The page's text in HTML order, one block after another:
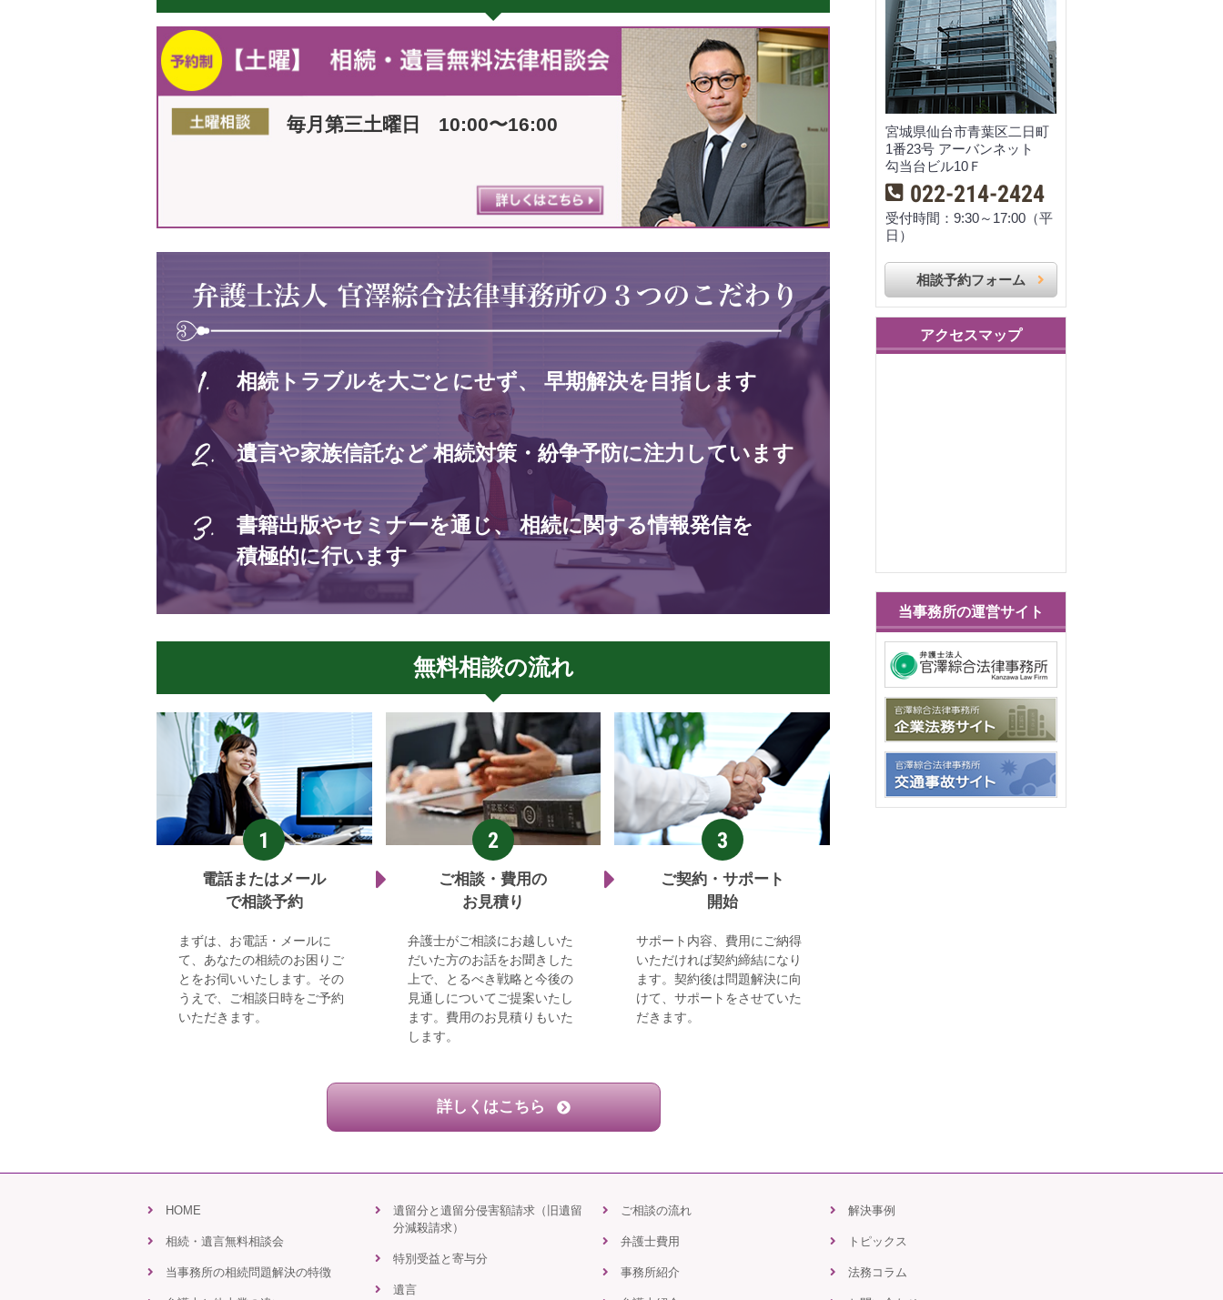
毎月第三土曜日 10:00〜16:00
相続トラブルを大ごとにせず、 早期解決を目指します
遺言や家族信託など相続対策・紛争予防に注力しています
書籍出版やセミナーを通じ、相続に関する情報発信を
積極的に行います
無料相談の流れ
電話またはメール
で相談予約
まずは、お電話・メールに
て、あなたの相続のお困りご
とをお伺いいたします。その
うえで、ご相談日時をご予約
いただきます。
ご相談・費用の
お見積り
弁護士がご相談にお越しいた
だいた方のお話をお聞きした
上で、とるべき戦略と今後の
見通しについてご提案いたし
ます。費用のお見積りもいた
します。
ご契約・サポート
開始
サポート内容、費用にご納得
いただければ契約締結になり
ます。契約後は問題解決に向
けて、サポートをさせていた
だきます。
詳しくはこちら
宮城県仙台市青葉区二日町
1番23号 アーバンネット
勾当台ビル10Ｆ
022-214-2424
受付時間：9:30～17:00（平
日）
相談予約フォーム
アクセスマップ
当事務所の運営サイト
HOME
相続・遺言無料相談会
当事務所の相続問題解決の特徴
遺留分と遺留分侵害額請求（旧遺留
分減殺請求）
特別受益と寄与分
遺言
ご相談の流れ
弁護士費用
事務所紹介
解決事例
トピックス
法務コラム